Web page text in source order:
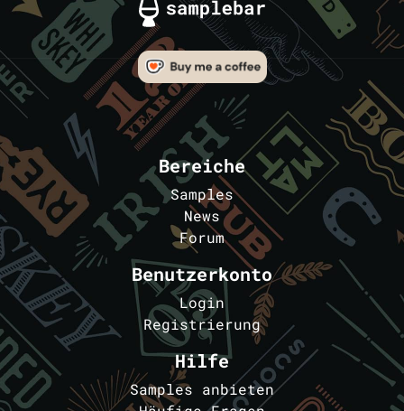
Bereiche
Samples
News
Forum
Benutzerkonto
Login
Registrierung
Hilfe
Samples anbieten